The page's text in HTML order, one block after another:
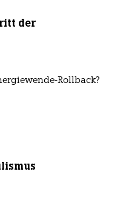
der
Rollback?